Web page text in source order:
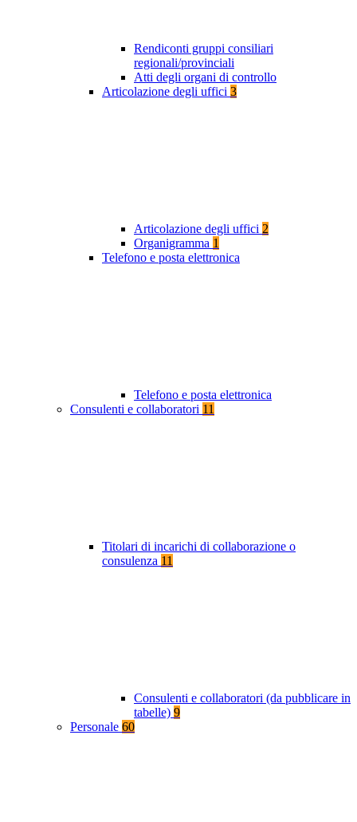
Rendiconti gruppi consiliari
regionali/provinciali
Atti degli organi di controllo
Articolazione degli uffici 3
Articolazione degli uffici 2
Organigramma 1
Telefono e posta elettronica
Telefono e posta elettronica
Consulenti e collaboratori 11
Titolari di incarichi di collaborazione o
consulenza 11
Consulenti e collaboratori (da pubblicare in
tabelle) 9
Personale 60